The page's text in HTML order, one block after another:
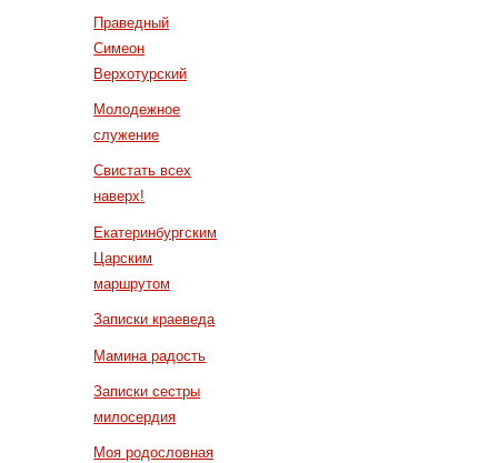
Праведный
Симеон
Верхотурский
Молодежное
служение
Свистать всех
наверх!
Екатеринбургским
Царским
маршрутом
Записки краеведа
Мамина радость
Записки сестры
милосердия
Моя родословная